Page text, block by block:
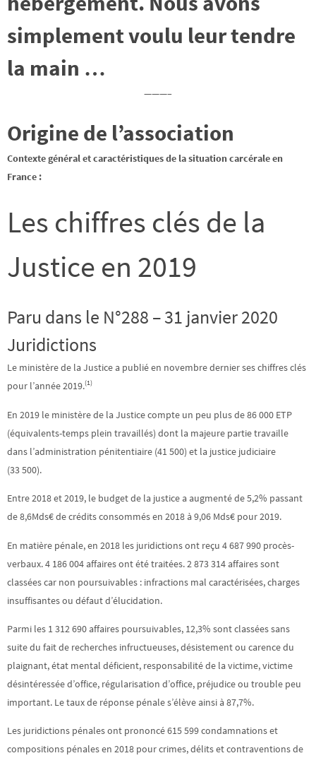
simplement voulu leur tendre
la main …
———–
Origine de l’association
Contexte général et caractéristiques de la situation carcérale en
France :
Les chiffres clés de la
Justice en 2019
Paru dans le N°288 – 31 janvier 2020
Juridictions
Le ministère de la Justice a publié en novembre dernier ses chiffres clés
pour l’année 2019.(1)
En 2019 le ministère de la Justice compte un peu plus de 86 000 ETP
(équivalents-temps plein travaillés) dont la majeure partie travaille
dans l’administration pénitentiaire (41 500) et la justice judiciaire
(33 500).
Entre 2018 et 2019, le budget de la justice a augmenté de 5,2% passant
de 8,6Mds€ de crédits consommés en 2018 à 9,06 Mds€ pour 2019.
En matière pénale, en 2018 les juridictions ont reçu 4 687 990 procès-
verbaux. 4 186 004 affaires ont été traitées. 2 873 314 affaires sont
classées car non poursuivables : infractions mal caractérisées, charges
insuffisantes ou défaut d’élucidation.
Parmi les 1 312 690 affaires poursuivables, 12,3% sont classées sans
suite du fait de recherches infructueuses, désistement ou carence du
plaignant, état mental déficient, responsabilité de la victime, victime
désintéressée d’office, régularisation d’office, préjudice ou trouble peu
important. Le taux de réponse pénale s’élève ainsi à 87,7%.
Les juridictions pénales ont prononcé 615 599 condamnations et
compositions pénales en 2018 pour crimes, délits et contraventions de